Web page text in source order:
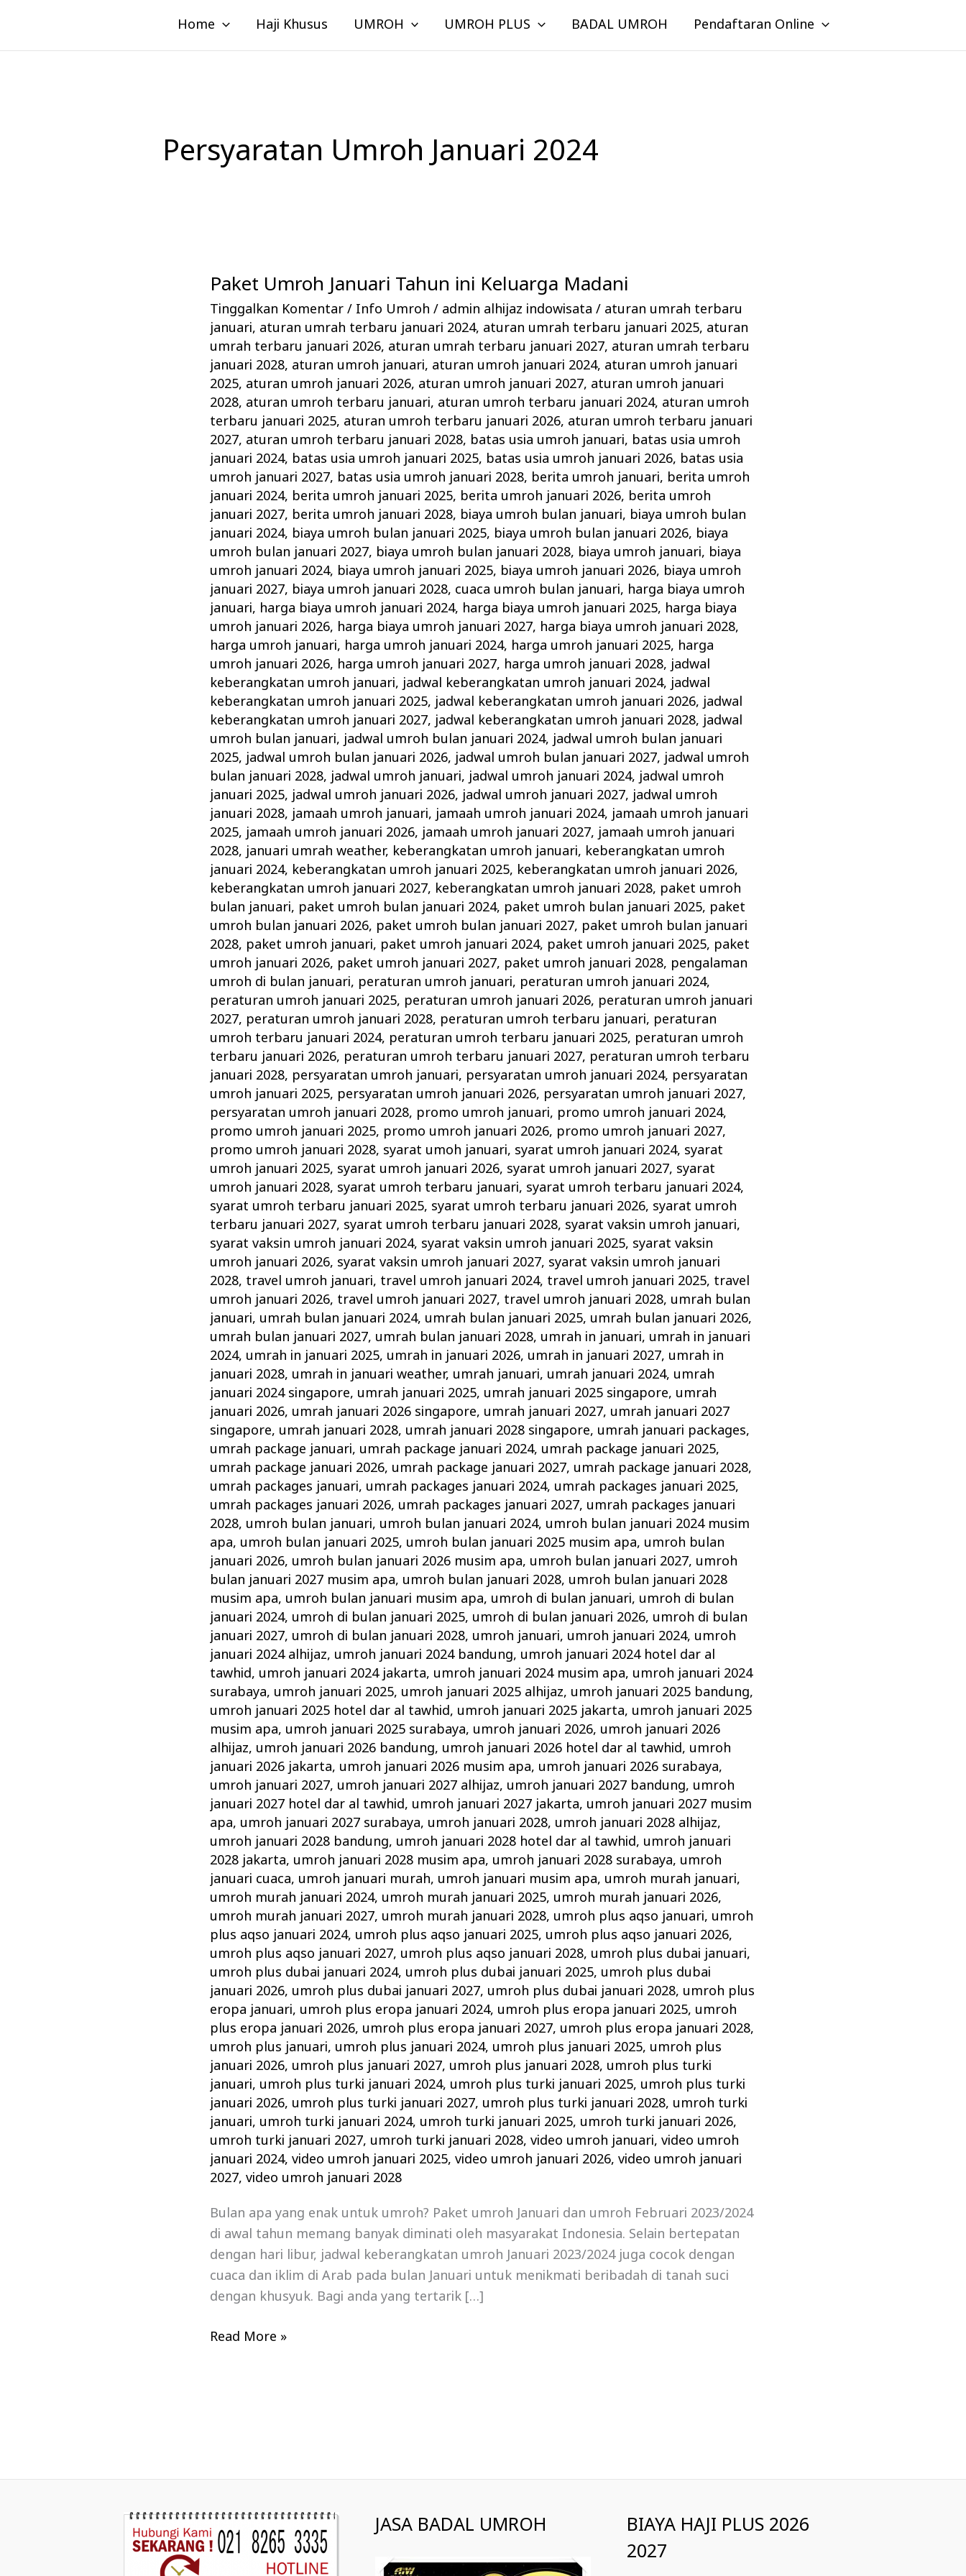
konten
Home Haji Khusus UMROH UMROH PLUS BADAL UMROH Pendaftaran Online
Persyaratan Umroh Januari 2024
Paket Umroh Januari Tahun ini Keluarga Madani
Tinggalkan Komentar / Info Umroh / admin alhijaz indowisata/ aturan umrah terbaru
januari, aturan umrah terbaru januari 2024, aturan umrah terbaru januari 2025, aturan
umrah terbaru januari 2026, aturan umrah terbaru januari 2027, aturan umrah terbaru
januari 2028, aturan umroh januari, aturan umroh januari 2024, aturan umroh januari
2025, aturan umroh januari 2026, aturan umroh januari 2027, aturan umroh januari
2028, aturan umroh terbaru januari, aturan umroh terbaru januari 2024, aturan umroh
terbaru januari 2025, aturan umroh terbaru januari 2026, aturan umroh terbaru januari
2027, aturan umroh terbaru januari 2028, batas usia umroh januari, batas usia umroh
januari 2024, batas usia umroh januari 2025, batas usia umroh januari 2026, batas usia
umroh januari 2027, batas usia umroh januari 2028, berita umroh januari, berita umroh
januari 2024, berita umroh januari 2025, berita umroh januari 2026, berita umroh
januari 2027, berita umroh januari 2028, biaya umroh bulan januari, biaya umroh bulan
januari 2024, biaya umroh bulan januari 2025, biaya umroh bulan januari 2026, biaya
umroh bulan januari 2027, biaya umroh bulan januari 2028, biaya umroh januari, biaya
umroh januari 2024, biaya umroh januari 2025, biaya umroh januari 2026, biaya umroh
januari 2027, biaya umroh januari 2028, cuaca umroh bulan januari, harga biaya umroh
januari, harga biaya umroh januari 2024, harga biaya umroh januari 2025, harga biaya
umroh januari 2026, harga biaya umroh januari 2027, harga biaya umroh januari 2028,
harga umroh januari, harga umroh januari 2024, harga umroh januari 2025, harga
umroh januari 2026, harga umroh januari 2027, harga umroh januari 2028, jadwal
keberangkatan umroh januari, jadwal keberangkatan umroh januari 2024, jadwal
keberangkatan umroh januari 2025, jadwal keberangkatan umroh januari 2026, jadwal
keberangkatan umroh januari 2027, jadwal keberangkatan umroh januari 2028, jadwal
umroh bulan januari, jadwal umroh bulan januari 2024, jadwal umroh bulan januari
2025, jadwal umroh bulan januari 2026, jadwal umroh bulan januari 2027, jadwal umroh
bulan januari 2028, jadwal umroh januari, jadwal umroh januari 2024, jadwal umroh
januari 2025, jadwal umroh januari 2026, jadwal umroh januari 2027, jadwal umroh
januari 2028, jamaah umroh januari, jamaah umroh januari 2024, jamaah umroh januari
2025, jamaah umroh januari 2026, jamaah umroh januari 2027, jamaah umroh januari
2028, januari umrah weather, keberangkatan umroh januari, keberangkatan umroh
januari 2024, keberangkatan umroh januari 2025, keberangkatan umroh januari 2026,
keberangkatan umroh januari 2027, keberangkatan umroh januari 2028, paket umroh
bulan januari, paket umroh bulan januari 2024, paket umroh bulan januari 2025, paket
umroh bulan januari 2026, paket umroh bulan januari 2027, paket umroh bulan januari
2028, paket umroh januari, paket umroh januari 2024, paket umroh januari 2025, paket
umroh januari 2026, paket umroh januari 2027, paket umroh januari 2028, pengalaman
umroh di bulan januari, peraturan umroh januari, peraturan umroh januari 2024,
peraturan umroh januari 2025, peraturan umroh januari 2026, peraturan umroh januari
2027, peraturan umroh januari 2028, peraturan umroh terbaru januari, peraturan
umroh terbaru januari 2024, peraturan umroh terbaru januari 2025, peraturan umroh
terbaru januari 2026, peraturan umroh terbaru januari 2027, peraturan umroh terbaru
januari 2028, persyaratan umroh januari, persyaratan umroh januari 2024, persyaratan
umroh januari 2025, persyaratan umroh januari 2026, persyaratan umroh januari 2027,
persyaratan umroh januari 2028, promo umroh januari, promo umroh januari 2024,
promo umroh januari 2025, promo umroh januari 2026, promo umroh januari 2027,
promo umroh januari 2028, syarat umoh januari, syarat umroh januari 2024, syarat
umroh januari 2025, syarat umroh januari 2026, syarat umroh januari 2027, syarat
umroh januari 2028, syarat umroh terbaru januari, syarat umroh terbaru januari 2024,
syarat umroh terbaru januari 2025, syarat umroh terbaru januari 2026, syarat umroh
terbaru januari 2027, syarat umroh terbaru januari 2028, syarat vaksin umroh januari,
syarat vaksin umroh januari 2024, syarat vaksin umroh januari 2025, syarat vaksin
umroh januari 2026, syarat vaksin umroh januari 2027, syarat vaksin umroh januari
2028, travel umroh januari, travel umroh januari 2024, travel umroh januari 2025, travel
umroh januari 2026, travel umroh januari 2027, travel umroh januari 2028, umrah bulan
januari, umrah bulan januari 2024, umrah bulan januari 2025, umrah bulan januari 2026,
umrah bulan januari 2027, umrah bulan januari 2028, umrah in januari, umrah in januari
2024, umrah in januari 2025, umrah in januari 2026, umrah in januari 2027, umrah in
januari 2028, umrah in januari weather, umrah januari, umrah januari 2024, umrah
januari 2024 singapore, umrah januari 2025, umrah januari 2025 singapore, umrah
januari 2026, umrah januari 2026 singapore, umrah januari 2027, umrah januari 2027
singapore, umrah januari 2028, umrah januari 2028 singapore, umrah januari packages,
umrah package januari, umrah package januari 2024, umrah package januari 2025,
umrah package januari 2026, umrah package januari 2027, umrah package januari 2028,
umrah packages januari, umrah packages januari 2024, umrah packages januari 2025,
umrah packages januari 2026, umrah packages januari 2027, umrah packages januari
2028, umroh bulan januari, umroh bulan januari 2024, umroh bulan januari 2024 musim
apa, umroh bulan januari 2025, umroh bulan januari 2025 musim apa, umroh bulan
januari 2026, umroh bulan januari 2026 musim apa, umroh bulan januari 2027, umroh
bulan januari 2027 musim apa, umroh bulan januari 2028, umroh bulan januari 2028
musim apa, umroh bulan januari musim apa, umroh di bulan januari, umroh di bulan
januari 2024, umroh di bulan januari 2025, umroh di bulan januari 2026, umroh di bulan
januari 2027, umroh di bulan januari 2028, umroh januari, umroh januari 2024, umroh
januari 2024 alhijaz, umroh januari 2024 bandung, umroh januari 2024 hotel dar al
tawhid, umroh januari 2024 jakarta, umroh januari 2024 musim apa, umroh januari 2024
surabaya, umroh januari 2025, umroh januari 2025 alhijaz, umroh januari 2025 bandung,
umroh januari 2025 hotel dar al tawhid, umroh januari 2025 jakarta, umroh januari 2025
musim apa, umroh januari 2025 surabaya, umroh januari 2026, umroh januari 2026
alhijaz, umroh januari 2026 bandung, umroh januari 2026 hotel dar al tawhid, umroh
januari 2026 jakarta, umroh januari 2026 musim apa, umroh januari 2026 surabaya,
umroh januari 2027, umroh januari 2027 alhijaz, umroh januari 2027 bandung, umroh
januari 2027 hotel dar al tawhid, umroh januari 2027 jakarta, umroh januari 2027 musim
apa, umroh januari 2027 surabaya, umroh januari 2028, umroh januari 2028 alhijaz,
umroh januari 2028 bandung, umroh januari 2028 hotel dar al tawhid, umroh januari
2028 jakarta, umroh januari 2028 musim apa, umroh januari 2028 surabaya, umroh
januari cuaca, umroh januari murah, umroh januari musim apa, umroh murah januari,
umroh murah januari 2024, umroh murah januari 2025, umroh murah januari 2026,
umroh murah januari 2027, umroh murah januari 2028, umroh plus aqso januari, umroh
plus aqso januari 2024, umroh plus aqso januari 2025, umroh plus aqso januari 2026,
umroh plus aqso januari 2027, umroh plus aqso januari 2028, umroh plus dubai januari,
umroh plus dubai januari 2024, umroh plus dubai januari 2025, umroh plus dubai
januari 2026, umroh plus dubai januari 2027, umroh plus dubai januari 2028, umroh plus
eropa januari, umroh plus eropa januari 2024, umroh plus eropa januari 2025, umroh
plus eropa januari 2026, umroh plus eropa januari 2027, umroh plus eropa januari 2028,
umroh plus januari, umroh plus januari 2024, umroh plus januari 2025, umroh plus
januari 2026, umroh plus januari 2027, umroh plus januari 2028, umroh plus turki
januari, umroh plus turki januari 2024, umroh plus turki januari 2025, umroh plus turki
januari 2026, umroh plus turki januari 2027, umroh plus turki januari 2028, umroh turki
januari, umroh turki januari 2024, umroh turki januari 2025, umroh turki januari 2026,
umroh turki januari 2027, umroh turki januari 2028,video umroh januari,video umroh
januari 2024,video umroh januari 2025,video umroh januari 2026,video umroh januari
2027,video umroh januari 2028
Bulan apa yang enak untuk umroh? Paket umroh Januari dan umroh Februari 2023/2024
di awal tahun memang banyak diminati oleh masyarakat Indonesia. Selain bertepatan
dengan hari libur, jadwal keberangkatan umroh Januari 2023/2024 juga cocok dengan
cuaca dan iklim di Arab pada bulan Januari untuk menikmati beribadah di tanah suci
dengan khusyuk. Bagi anda yang tertarik […]
Paket
Umroh
Januari
Tahun
ini
Keluarga
Madani
Read More »
JASA BADAL UMROH
BIAYA HAJI PLUS 2026
2027